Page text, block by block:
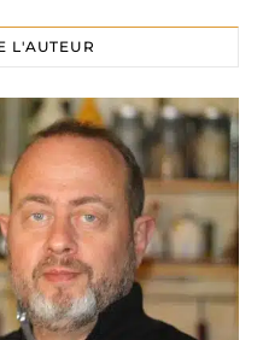
L'AUTEUR